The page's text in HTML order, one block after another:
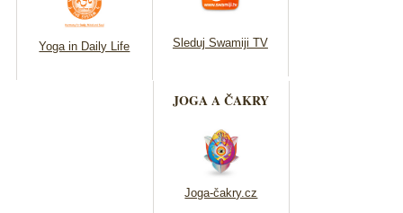
Yoga in Daily Life Sleduj Swamiji TV
JOGA A ČAKRY
Joga-čakry.cz